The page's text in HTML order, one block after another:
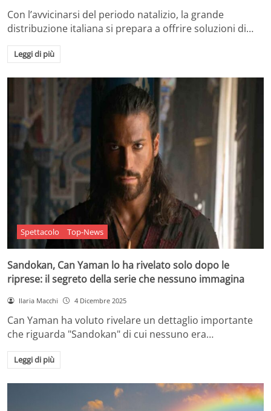
Con l’avvicinarsi del periodo natalizio, la grande
distribuzione italiana si prepara a offrire soluzioni di…
Leggi di più
Spettacolo Top-News
Sandokan, Can Yaman lo ha rivelato solo dopo le
riprese: il segreto della serie che nessuno immagina
Ilaria Macchi 4 Dicembre 2025
Can Yaman ha voluto rivelare un dettaglio importante
che riguarda "Sandokan" di cui nessuno era…
Leggi di più